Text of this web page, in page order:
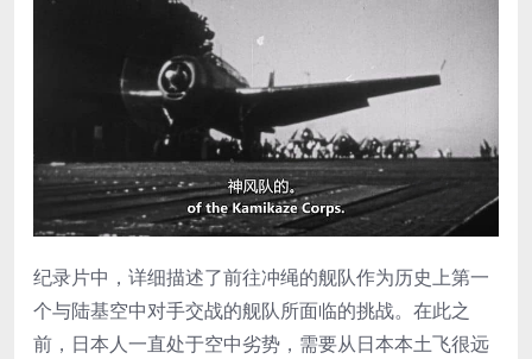
纪录片中，详细描述了前往冲绳的舰队作为历史上第一
个与陆基空中对手交战的舰队所面临的挑战。在此之
前，日本人一直处于空中劣势，需要从日本本土飞很远